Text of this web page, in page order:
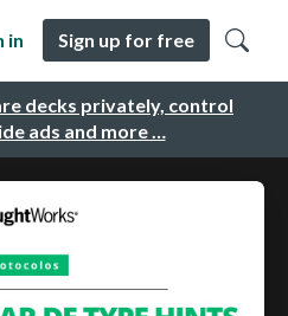
decks privately, control
ads and more …
in Sign up for free